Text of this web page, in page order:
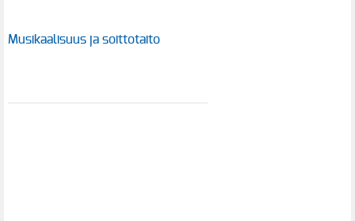
Musikaalisuus ja soittotaito